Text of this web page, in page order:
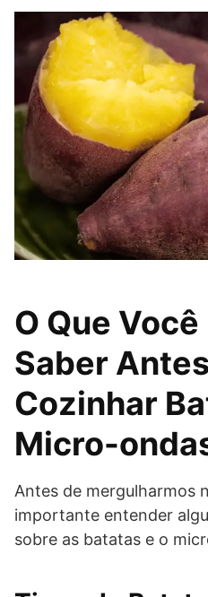
O Que
Saber
Cozinhar
Micro-
Antes de mergulharmos
importante entender
sobre as batatas e o